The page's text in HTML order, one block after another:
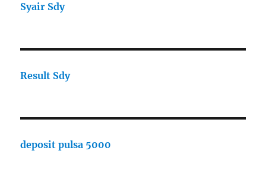
Syair Sdy
Result Sdy
deposit pulsa 5000